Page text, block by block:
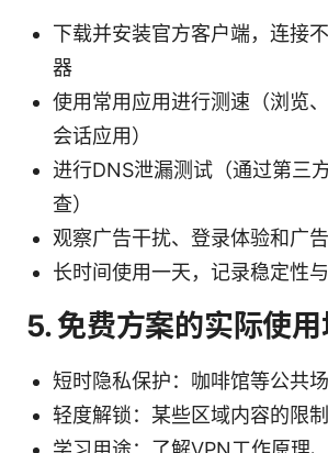
下载并安装官方客户端，连接
器
使用常用应用进行测速（浏览、
会话应用）
进行DNS泄漏测试（通过第三
查）
观察广告干扰、登录体验和广
长时间使用一天，记录稳定性
5. 免费方案的实际使
短时隐私保护：咖啡馆等公共
轻度解锁：某些区域内容的限